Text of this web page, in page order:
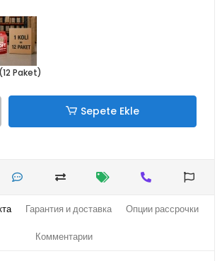
Paket)
Sepete Ekle
Гарантия и доставка Опции рассрочки
Комментарии